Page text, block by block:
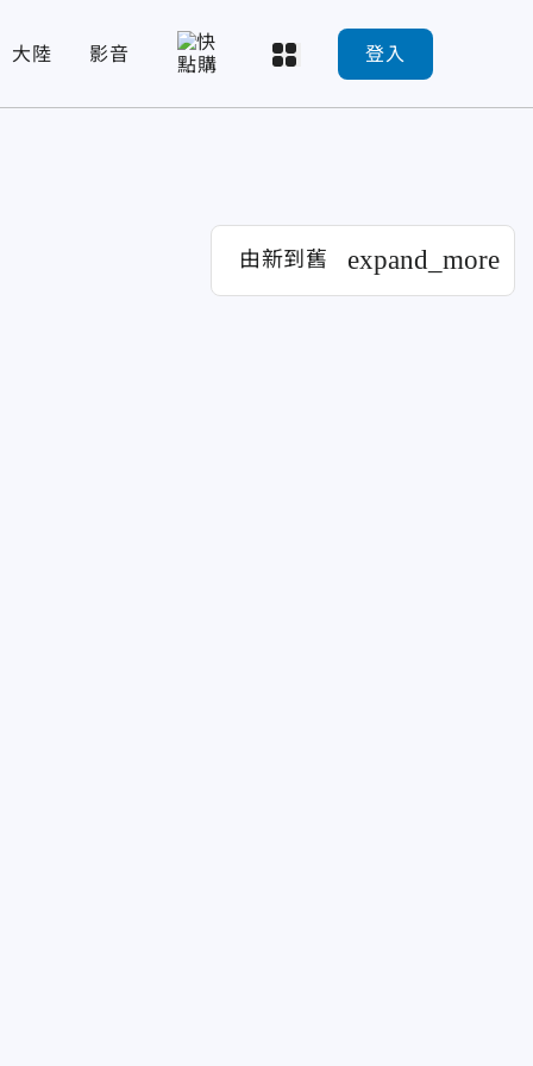
大陸 影音 登入
由新到舊 expand_more